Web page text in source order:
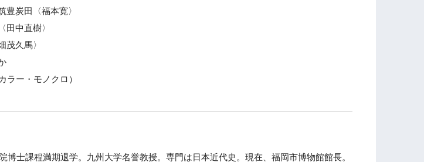
豊炭田〈福本寛〉
田中直樹〉
茂久馬〉
ラー・モノクロ）
博士課程満期退学。九州大学名誉教授。専門は日本近代史。現在、福岡市博物館館長。